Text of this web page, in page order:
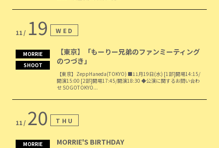
11 19 WED
MORRIE
SHOOT
【東京】「もーりー兄弟のファンミーティング
のつづき」
【東京】ZeppHaneda(TOKYO) ■11月19日(水) [1部]開場14:15/
開演15:00 [2部]開場17:45/開演18:30 ◆公演に関するお問い合わ
せ SOGOTOKYO...
11 20 THU
MORRIE MORRIE'S BIRTHDAY